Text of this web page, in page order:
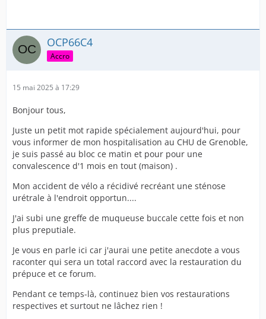
OCP66C4
Accro
15 mai 2025 à 17:29
Bonjour tous,
Juste un petit mot rapide spécialement aujourd'hui, pour
vous informer de mon hospitalisation au CHU de Grenoble,
je suis passé au bloc ce matin et pour pour une
convalescence d'1 mois en tout (maison) .
Mon accident de vélo a récidivé recréant une sténose
urétrale à l'endroit opportun....
J'ai subi une greffe de muqueuse buccale cette fois et non
plus preputiale.
Je vous en parle ici car j'aurai une petite anecdote a vous
raconter qui sera un total raccord avec la restauration du
prépuce et ce forum.
Pendant ce temps-là, continuez bien vos restaurations
respectives et surtout ne lâchez rien !